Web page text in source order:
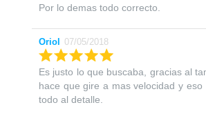
Por lo demas todo correcto.
Oriol 07/05/2018
Es justo lo que buscaba, gracias al
hace que gire a mas velocidad y eso
todo al detalle.